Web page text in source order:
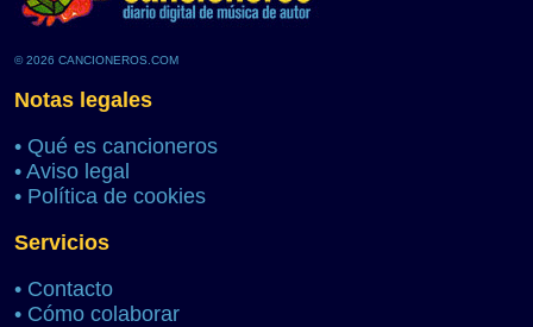
© 2026 CANCIONEROS.COM
Notas legales
• Qué es cancioneros
• Aviso legal
• Política de cookies
Servicios
• Contacto
• Cómo colaborar